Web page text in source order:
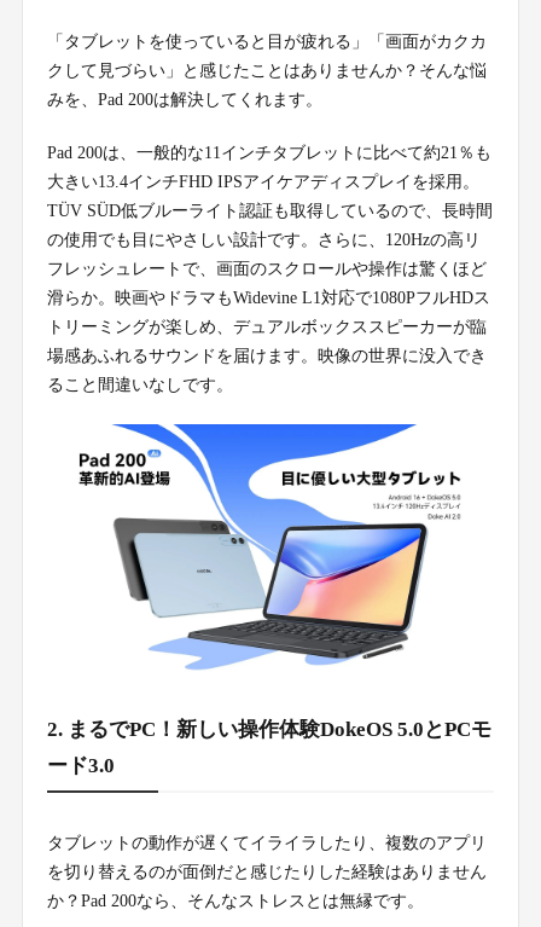
「タブレットを使っていると目が疲れる」「画面がカクカ
クして見づらい」と感じたことはありませんか？そんな悩
みを、Pad 200は解決してくれます。
Pad 200は、一般的な11インチタブレットに比べて約21％も
大きい13.4インチFHD IPSアイケアディスプレイを採用。
TÜV SÜD低ブルーライト認証も取得しているので、長時間
の使用でも目にやさしい設計です。さらに、120Hzの高リ
フレッシュレートで、画面のスクロールや操作は驚くほど
滑らか。映画やドラマもWidevine L1対応で1080PフルHDス
トリーミングが楽しめ、デュアルボックススピーカーが臨
場感あふれるサウンドを届けます。映像の世界に没入でき
ること間違いなしです。
2. まるでPC！新しい操作体験DokeOS 5.0とPCモ
ード3.0
タブレットの動作が遅くてイライラしたり、複数のアプリ
を切り替えるのが面倒だと感じたりした経験はありません
か？Pad 200なら、そんなストレスとは無縁です。